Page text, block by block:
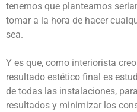
tenemos que plantearnos
tomar a la hora de hacer
sea.
Y es que, como interiorista
resultado estético final es
de todas las instalaciones,
resultados y minimizar los